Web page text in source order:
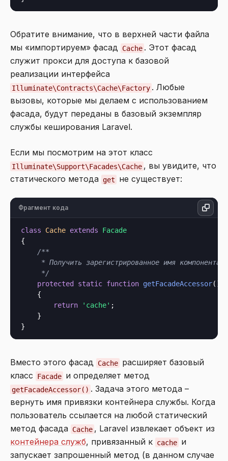
Обратите внимание, что в верхней части файла
мы «импортируем» фасад Cache . Этот фасад
служит прокси для доступа к базовой
реализации интерфейса
Illuminate\Contracts\Cache\Factory . Любые
вызовы, которые мы делаем с использованием
фасада, будут переданы в базовый экземпляр
службы кеширования Laravel.
Если мы посмотрим на этот класс
Illuminate\Support\Facades\Cache , вы увидите, что
статического метода get не существует:
Фрагмент кода
class Cache extends
Facade
{
/**
     * Получить зарегистрированное имя компонента.
     */
protected
static function getFacadeAccessor():
    {
return
'cache' ;
    }
Вместо этого фасад Cache расширяет базовый
класс
Facade и определяет метод
getFacadeAccessor() . Задача этого метода –
вернуть имя привязки контейнера службы. Когда
пользователь ссылается на любой статический
метод фасада Cache , Laravel извлекает объект из
контейнера служб, привязанный к cache и
запускает запрошенный метод (в данном случае